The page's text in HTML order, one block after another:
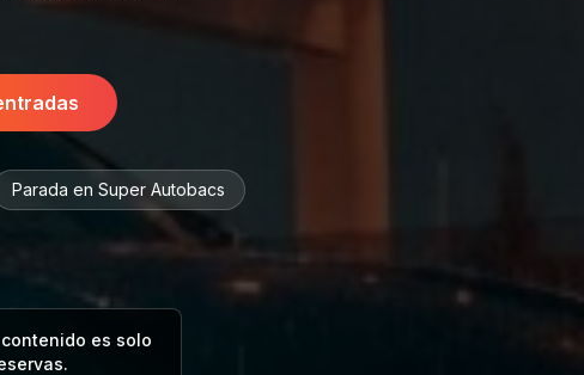
Parada en Super Autobacs
es solo